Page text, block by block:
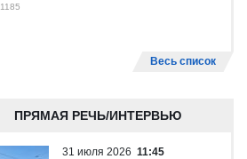
1185
Весь список
ПРЯМАЯ РЕЧЬ/ИНТЕРВЬЮ
31 июля 2026 11:45